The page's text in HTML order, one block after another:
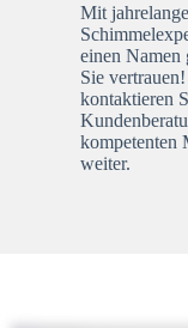
Mit
einen Namen
Sie
kontaktieren
kompetenten
weiter.